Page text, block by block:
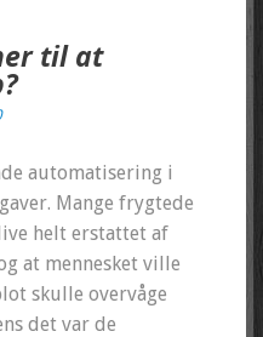
til at
automatisering i
Mange frygtede
helt erstattet af
at mennesket ville
skulle overvåge
det var de